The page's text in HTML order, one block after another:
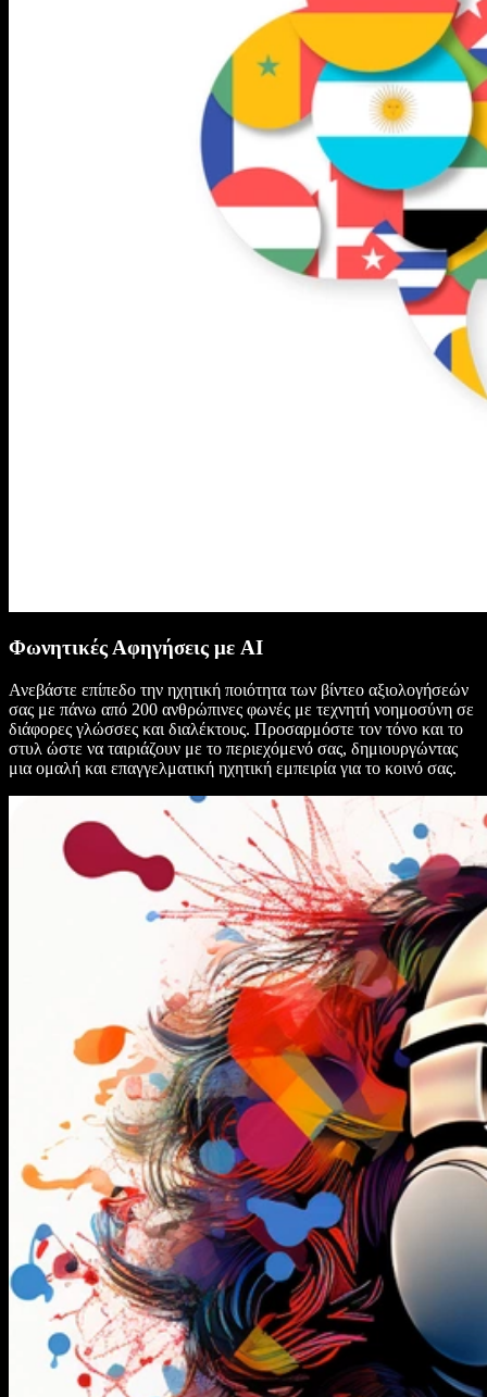
Φωνητικές Αφηγήσεις με AI
Ανεβάστε επίπεδο την ηχητική ποιότητα των βίντεο αξιολογήσεών
σας με πάνω από 200 ανθρώπινες φωνές με τεχνητή νοημοσύνη σε
διάφορες γλώσσες και διαλέκτους. Προσαρμόστε τον τόνο και το
στυλ ώστε να ταιριάζουν με το περιεχόμενό σας, δημιουργώντας
μια ομαλή και επαγγελματική ηχητική εμπειρία για το κοινό σας.